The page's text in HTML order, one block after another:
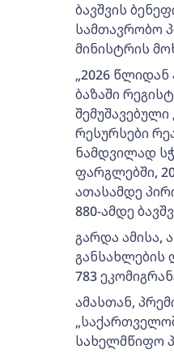
ბავშვის
სამთავრობო
მინისტრის
„2026
ბაზაში
რესურსები
ნამდვილად
ფარგლებში,
ათასამდე
880-ამდე
გარდა ამისა,
განსახლების
783
ამასთან,
სახელმწიფო